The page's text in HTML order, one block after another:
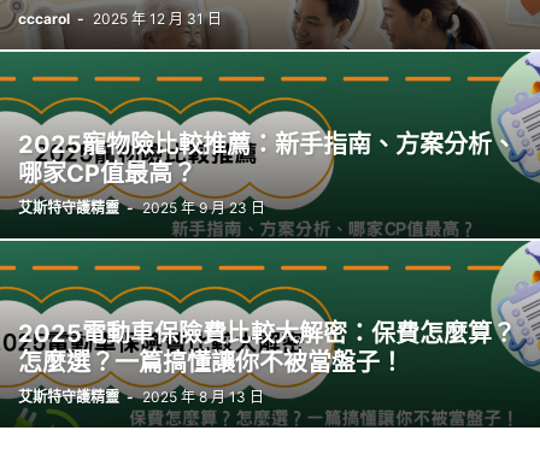
cccarol - 2025 年 12 月 31 日
2025寵物險比較推薦：新手指南、方案分析、
哪家CP值最高？
艾斯特守護精靈 - 2025 年 9 月 23 日
2025電動車保險費比較大解密：保費怎麼算？
怎麼選？一篇搞懂讓你不被當盤子！
艾斯特守護精靈 - 2025 年 8 月 13 日